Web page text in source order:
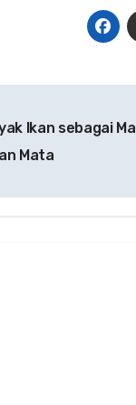
Ikan sebagai
Mata